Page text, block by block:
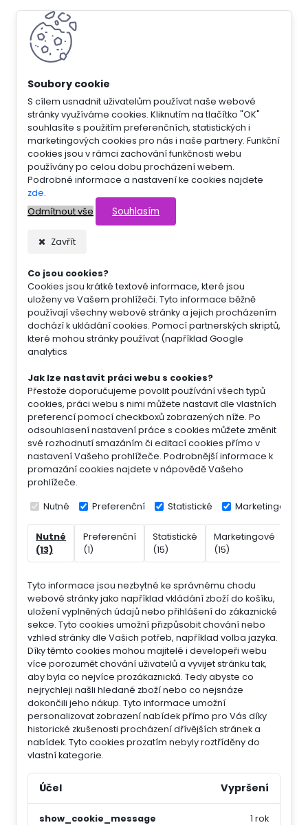
S cílem usnadnit uživatelům používat naše webové
stránky využíváme cookies. Kliknutím na tlačítko "OK"
souhlasíte s použitím preferenčních, statistických i
marketingových cookies pro nás i naše partnery. Funkční
cookies jsou v rámci zachování funkčnosti webu
používány po celou dobu procházení webem.
Podrobné informace a nastavení ke cookies najdete
zde.
Odmítnout vše
Souhlasím
Zavřít
Co jsou cookies?
Cookies jsou krátké textové informace, které jsou
uloženy ve Vašem prohlížeči. Tyto informace běžně
používají všechny webové stránky a jejich procházením
dochází k ukládání cookies. Pomocí partnerských skriptů,
které mohou stránky používat (například Google
analytics
Jak lze nastavit práci webu s cookies?
Přestože doporučujeme povolit používání všech typů
cookies, práci webu s nimi můžete nastavit dle vlastních
preferencí pomocí checkboxů zobrazených níže. Po
odsouhlasení nastavení práce s cookies můžete změnit
své rozhodnutí smazáním či editací cookies přímo v
nastavení Vašeho prohlížeče. Podrobnější informace k
promazání cookies najdete v nápovědě Vašeho
prohlížeče.
Nutné Preferenční Statistické Marketingové
Nutné
(13)
Preferenční
(1)
Statistické
(15)
Marketingové
(15)
Tyto informace jsou nezbytné ke správnému chodu
webové stránky jako například vkládání zboží do košíku,
uložení vyplněných údajů nebo přihlášení do zákaznické
sekce. Tyto cookies umožní přizpůsobit chování nebo
vzhled stránky dle Vašich potřeb, například volba jazyka.
Díky těmto cookies mohou majitelé i developeři webu
více porozumět chování uživatelů a vyvijet stránku tak,
aby byla co nejvíce prozákaznická. Tedy abyste co
nejrychleji našli hledané zboží nebo co nejsnáze
dokončili jeho nákup. Tyto informace umožní
personalizovat zobrazení nabídek přímo pro Vás díky
historické zkušenosti procházení dřívějších stránek a
nabídek. Tyto cookies prozatím nebyly roztříděny do
vlastní kategorie.
Účel Vypršení
show_cookie_message
1 rok